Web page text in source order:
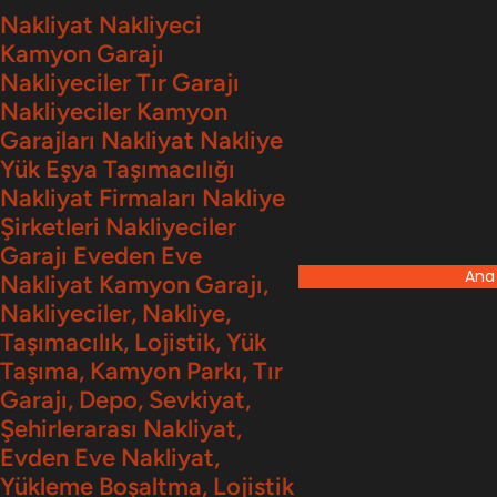
İçeriğe
geç
Nakliyat Nakliyeci
Kamyon Garajı
Nakliyeciler Tır Garajı
Nakliyeciler Kamyon
Garajları Nakliyat Nakliye
Yük Eşya Taşımacılığı
Nakliyat Firmaları Nakliye
Şirketleri Nakliyeciler
Garajı Eveden Eve
Nakliyat Kamyon Garajı,
Nakliyeciler, Nakliye,
Taşımacılık, Lojistik, Yük
Taşıma, Kamyon Parkı, Tır
Garajı, Depo, Sevkiyat,
Şehirlerarası Nakliyat,
Evden Eve Nakliyat,
Yükleme Boşaltma, Lojistik